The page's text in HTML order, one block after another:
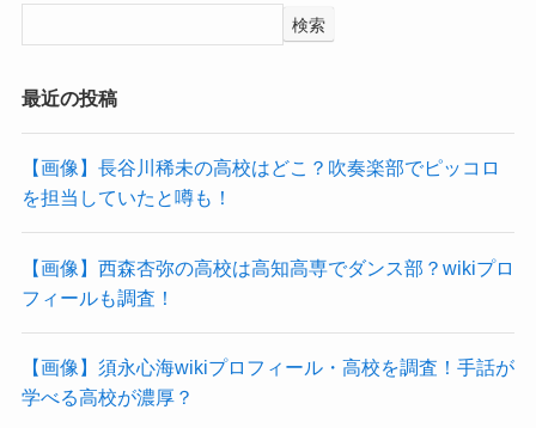
検索
最近の投稿
【画像】長谷川稀未の高校はどこ？吹奏楽部でピッコロ
を担当していたと噂も！
【画像】西森杏弥の高校は高知高専でダンス部？wikiプロ
フィールも調査！
【画像】須永心海wikiプロフィール・高校を調査！手話が
学べる高校が濃厚？